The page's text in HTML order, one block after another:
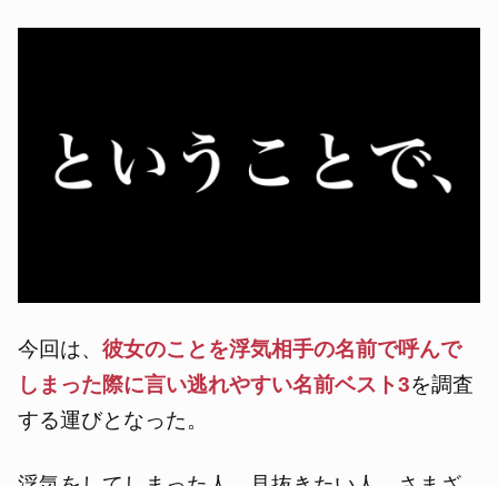
今回は、彼女のことを浮気相手の名前で呼んで
しまった際に言い逃れやすい名前ベスト3を調査
する運びとなった。